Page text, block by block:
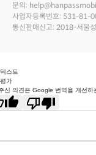
문의:
사업자등록번호: 531-81-
통신판매신고: 2018-서울
스트
가
신 의견은 Google 번역을 개선하